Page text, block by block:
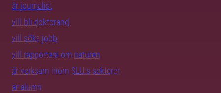
är journalist
vill bli doktorand
vill söka jobb
vill rapportera om naturen
är verksam inom SLU:s sektorer
är alumn